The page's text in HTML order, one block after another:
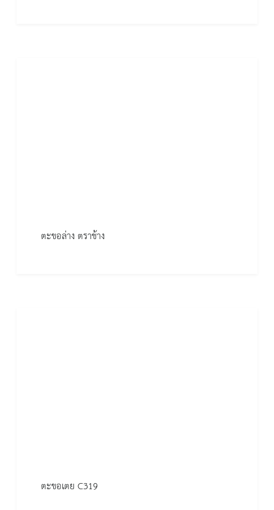
ตะขอล่าง ตราช้าง
ตะขอเตย C319